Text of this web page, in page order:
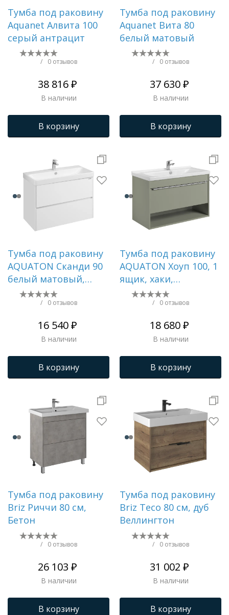
Тумба под раковину
Aquanet Алвита 100
серый антрацит
/ 0 отзывов
38 816 ₽
В наличии
В корзину
Тумба под раковину
Aquanet Вита 80
белый матовый
/ 0 отзывов
37 630 ₽
В наличии
В корзину
Тумба под раковину
AQUATON Сканди 90
белый матовый,
белый глянец
1A251901SD010
/ 0 отзывов
16 540 ₽
В наличии
В корзину
Тумба под раковину
AQUATON Хоуп 100, 1
ящик, хаки,
1A287401HP9D0
/ 0 отзывов
18 680 ₽
В наличии
В корзину
Тумба под раковину
Briz Риччи 80 см,
Бетон
/ 0 отзывов
26 103 ₽
В наличии
В корзину
Тумба под раковину
Briz Тесо 80 см, дуб
Веллингтон
/ 0 отзывов
31 002 ₽
В наличии
В корзину